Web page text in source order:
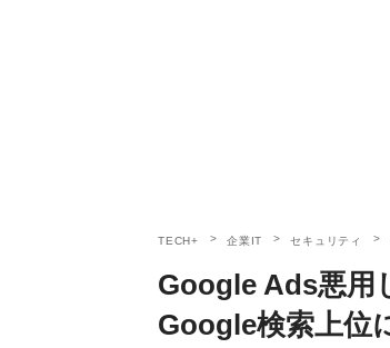
TECH+ 企業IT セキュリティ
Google Ads悪用
Google検索上位